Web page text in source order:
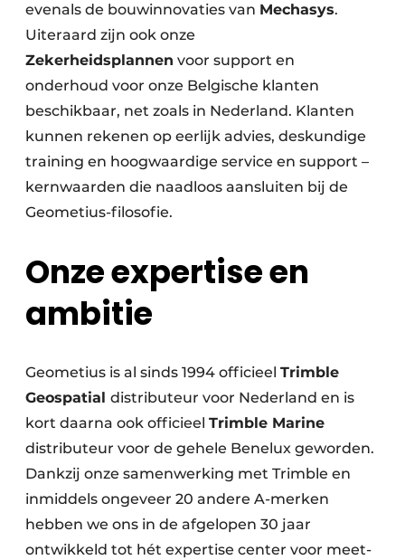
evenals de bouwinnovaties van Mechasys.
Uiteraard zijn ook onze
Zekerheidsplannen voor support en
onderhoud voor onze Belgische klanten
beschikbaar, net zoals in Nederland. Klanten
kunnen rekenen op eerlijk advies, deskundige
training en hoogwaardige service en support –
kernwaarden die naadloos aansluiten bij de
Geometius-filosofie.
Onze expertise en
ambitie
Geometius is al sinds 1994 officieel Trimble
Geospatial distributeur voor Nederland en is
kort daarna ook officieel Trimble Marine
distributeur voor de gehele Benelux geworden.
Dankzij onze samenwerking met Trimble en
inmiddels ongeveer 20 andere A-merken
hebben we ons in de afgelopen 30 jaar
ontwikkeld tot hét expertise center voor meet-